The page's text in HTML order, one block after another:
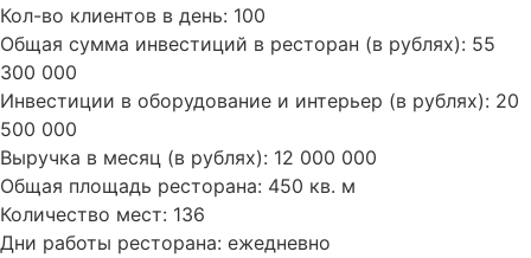
Кол-во клиентов в день: 100
Общая сумма инвестиций в ресторан (в рублях): 55
300 000
Инвестиции в оборудование и интерьер (в рублях): 20
500 000
Выручка в месяц (в рублях): 12 000 000
Общая площадь ресторана: 450 кв. м
Количество мест: 136
Дни работы ресторана: ежедневно